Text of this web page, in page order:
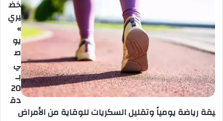
خض
يري
»
يو
ص
ي
بـ
20
دق
يقة رياضة يومياً وتقليل السكريات للوقاية من الأمراض